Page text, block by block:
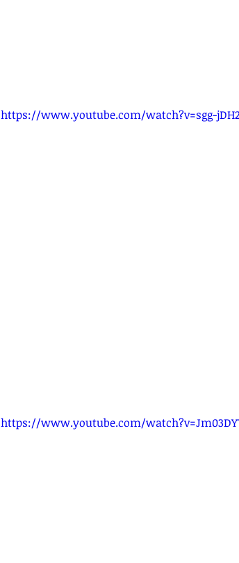
https://www.youtube.com/watch?v=sgg-
https://www.youtube.com/